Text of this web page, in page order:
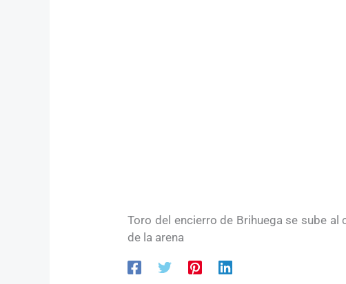
Toro del encierro de Brihuega se sube
de la arena